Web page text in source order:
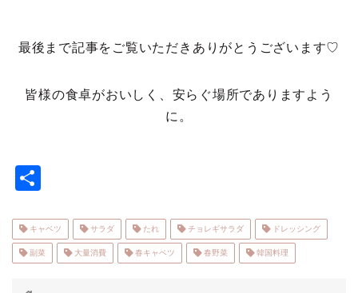
最後まで記事をご覧いただきありがとうございます♡
皆様の食卓がおいしく、安らぐ場所でありますよう
に。
キャベツ サラダ たれ チョレギサラダ ドレッシング
副菜 大量消費 春キャベツ 春野菜 韓国料理